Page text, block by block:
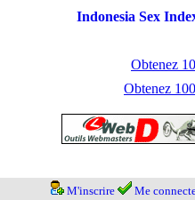
Indonesia Sex
Obtenez
Obtenez
M'inscrire Me